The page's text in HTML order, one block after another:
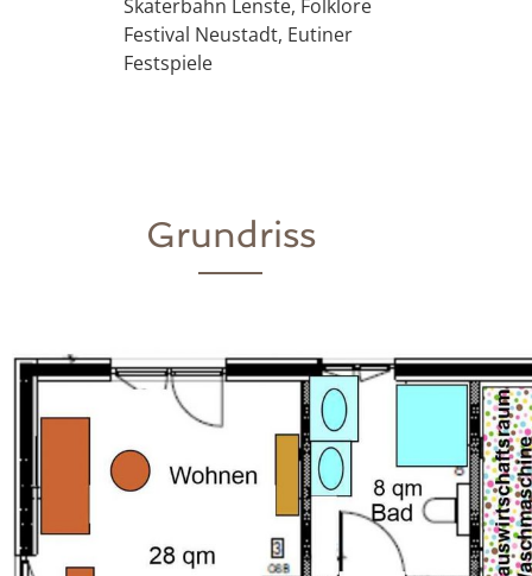
Skaterbahn Lenste, Folklore
Festival Neustadt, Eutiner
Festspiele
Grundriss